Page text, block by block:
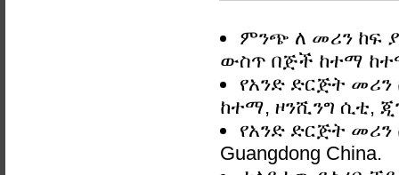
ምንጭ ለ መሪን ከፍ
ውስጥ በጅች ከተማ
የአንድ ድርጅት መሪን
ከተማ, ዞንሺንግ ሲቲ,
የአንድ ድርጅት መሪን
Guangdong China.